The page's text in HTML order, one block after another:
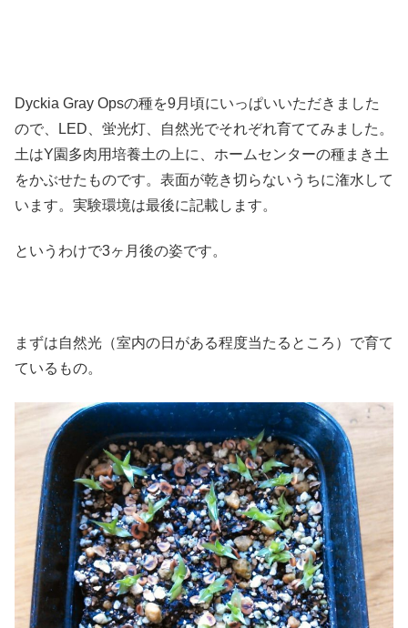
Dyckia Gray Opsの種を9月頃にいっぱいいただきました
ので、LED、蛍光灯、自然光でそれぞれ育ててみました。
土はY園多肉用培養土の上に、ホームセンターの種まき土
をかぶせたものです。表面が乾き切らないうちに潅水して
います。実験環境は最後に記載します。
というわけで3ヶ月後の姿です。
まずは自然光（室内の日がある程度当たるところ）で育て
ているもの。